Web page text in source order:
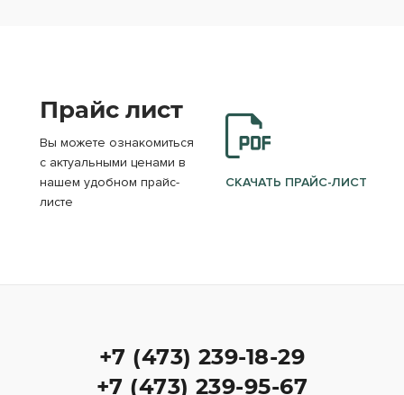
Прайс лист
Вы можете ознакомиться
с актуальными ценами в
нашем удобном прайс-
листе
СКАЧАТЬ ПРАЙС-ЛИСТ
+7 (473) 239-18-29
+7 (473) 239-95-67